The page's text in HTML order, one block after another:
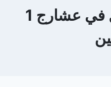
كهربائي منازل في عشارج 1